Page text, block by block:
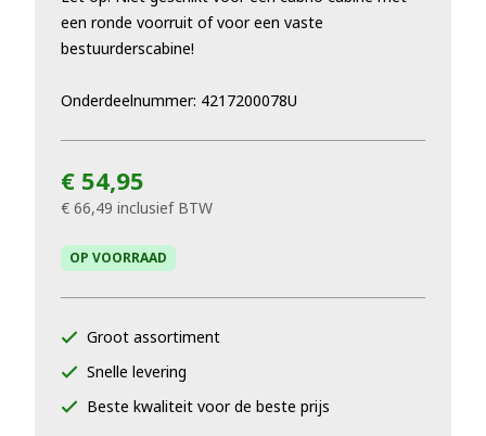
een ronde voorruit of voor een vaste
bestuurderscabine!
Onderdeelnummer: 4217200078U
€ 54,95
€ 66,49 inclusief BTW
OP VOORRAAD
Groot assortiment
Snelle levering
Beste kwaliteit voor de beste prijs